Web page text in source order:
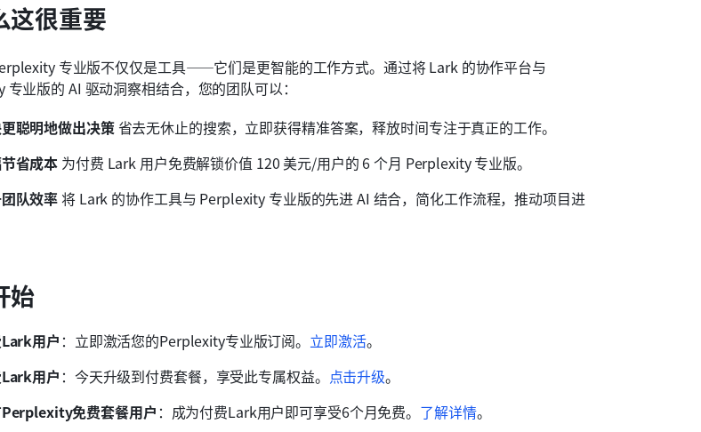
这很重要
专业版不仅仅是工具——它们是更智能的工作方式。通过将 Lark 的协作平台与
业版的 AI 驱动洞察相结合，您的团队可以：
聪明地做出决策 省去无休止的搜索，立即获得精准答案，释放时间专注于真正的工作。
省成本 为付费 Lark 用户免费解锁价值 120 美元/用户的 6 个月 Perplexity 专业版。
队效率 将 Lark 的协作工具与 Perplexity 专业版的先进 AI 结合，简化工作流程，推动项目进
始
用户 ：立即激活您的Perplexity专业版订阅。 立即激活。
用户 ：今天升级到付费套餐，享受此专属权益。 点击升级。
免费套餐用户 ：成为付费Lark用户即可享受6个月免费。 了解详情。